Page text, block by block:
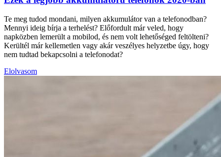
Te meg tudod mondani, milyen akkumulátor van a telefonodban?
Mennyi ideig bírja a terhelést? Előfordult már veled, hogy
napközben lemerült a mobilod, és nem volt lehetőséged feltölteni?
Kerültél már kellemetlen vagy akár veszélyes helyzetbe úgy, hogy
nem tudtad bekapcsolni a telefonodat?
Elolvasom